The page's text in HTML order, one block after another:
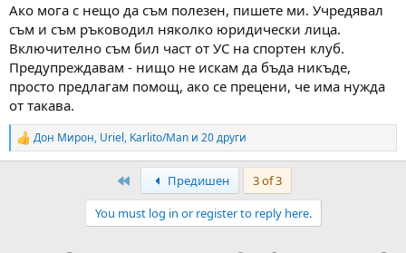
Ако мога с нещо да съм полезен, пишете ми. Учредявал
съм и съм ръководил няколко юридически лица.
Включително съм бил част от УС на спортен клуб.
Предупреждавам - нищо не искам да бъда никъде,
просто предлагам помощ, ако се прецени, че има нужда
от такава.
R
e
Дон Мирон, Uriel, Karlito/Man и 20 други
Предишен
3 of 3
You must log in or register to reply here.